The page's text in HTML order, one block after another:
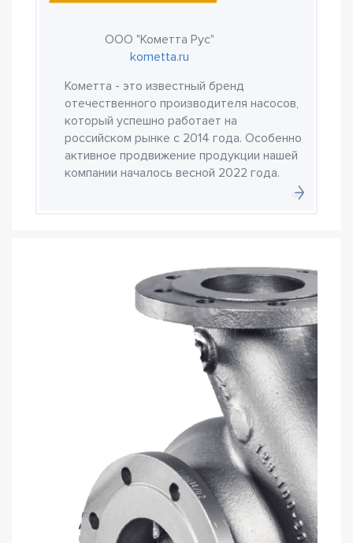
ООО "Кометта Рус"
kometta.ru
Кометта - это известный бренд
отечественного производителя насосов,
который успешно работает на
российском рынке с 2014 года. Особенно
активное продвижение продукции нашей
компании началось весной 2022 года.